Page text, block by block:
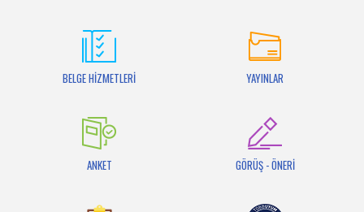
BELGE HİZMETLERİ YAYINLAR
ANKET GÖRÜŞ - ÖNERİ